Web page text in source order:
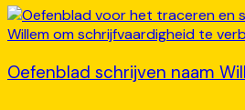
Oefenblad schrijven naam